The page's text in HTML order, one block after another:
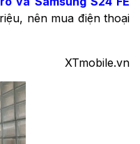
nên mua điện thoại
XTmobile.vn